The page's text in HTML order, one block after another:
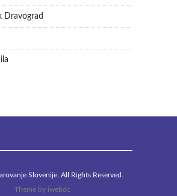
Dravograd
Slovenije. All Rights Reserved.
Theme by iwebdc